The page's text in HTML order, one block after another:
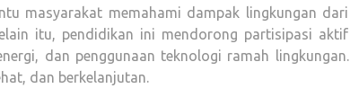
masyarakat memahami dampak lingkungan dari
itu, pendidikan ini mendorong partisipasi aktif
dan penggunaan teknologi ramah lingkungan.
dan berkelanjutan.